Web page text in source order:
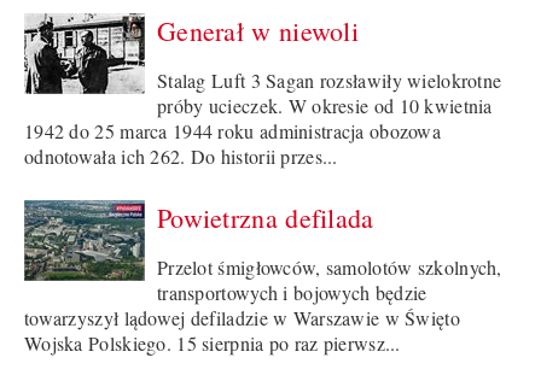
Generał w niewoli
Stalag Luft 3 Sagan rozsławiły wielokrotne
próby ucieczek. W okresie od 10 kwietnia
1942 do 25 marca 1944 roku administracja obozowa
odnotowała ich 262. Do historii przes...
Powietrzna defilada
Przelot śmigłowców, samolotów szkolnych,
transportowych i bojowych będzie
towarzyszył lądowej defiladzie w Warszawie w Święto
Wojska Polskiego. 15 sierpnia po raz pierwsz...